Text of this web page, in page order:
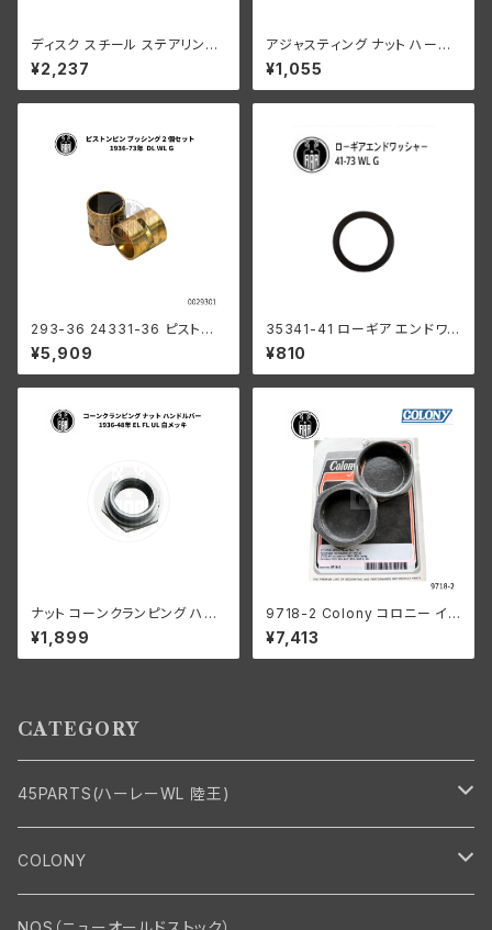
ディスク スチール ステアリング
ダンパー ハーレー 1936-47年
EL UL 1941-52年 WL G 白メ
ッキ
¥2,237
アジャスティング ナット ハーレ
ーダビッドソン 全スプリンガー
モデル クロームメッキ
¥1,055
293-36 24331-36 ピストン
ピンブッシング 2個組
¥5,909
35341-41 ローギア エンドワッ
シャー1個
¥810
ナット コーンクランピング ハン
ドルバー ハーレーダビッドソン 1
936-48年 EL FL UL クローム
メッキ
¥1,899
9718-2 Colony コロニー イン
テーク マニホールド ナット キッ
ト ハーレーダビッドソン 1940-
54年 OHV 74 モデル 1953-5
¥7,413
CATEGORY
45PARTS(ハーレーWL 陸王)
エンジン
エンジン・シリンダーヘッド
マフラー・インテーク・キャブレター
COLONY
Bolt・Nut